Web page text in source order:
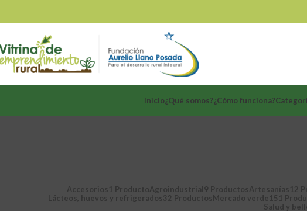
Inicio¿Qué somos?¿Cómo funciona?
Accesorios 1 ProductoAgroindustrial9 Productos Artesanías 12
Lácteos, huevos y refrigerados 32 Productos Mercado verde151
Salud y